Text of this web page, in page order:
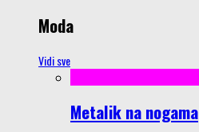
Moda
Vidi sve
Metalik na nogama